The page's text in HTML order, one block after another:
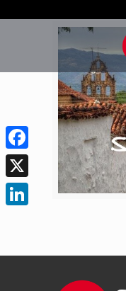
Facebook
X